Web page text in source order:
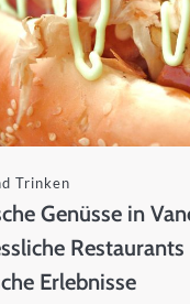
Trinken
Genüsse in
Erlebnisse